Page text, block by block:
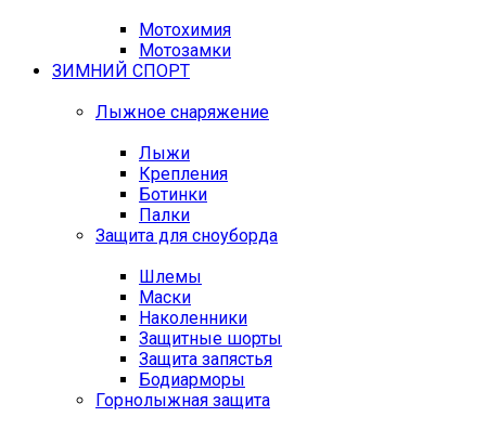
Мотохимия
Мотозамки
ЗИМНИЙ СПОРТ
Лыжное снаряжение
Лыжи
Крепления
Ботинки
Палки
Защита для сноуборда
Шлемы
Маски
Наколенники
Защитные шорты
Защита запястья
Бодиарморы
Горнолыжная защита